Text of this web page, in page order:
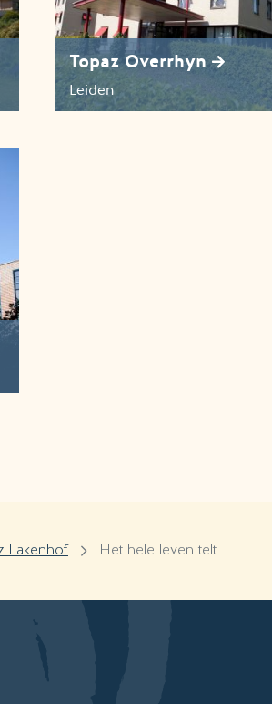
Topaz Overrhyn
Leiden
Lakenhof Het hele leven telt